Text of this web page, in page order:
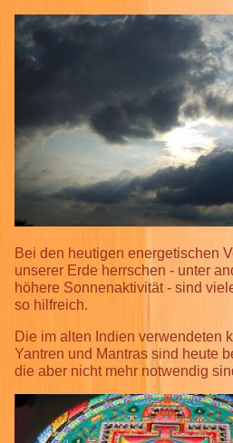
Bei den heutigen energetischen
unserer Erde herrschen - unter
höhere Sonnenaktivität - sind
so hilfreich.
Die im alten Indien verwendeten
Yantren und Mantras sind heute
die aber nicht mehr notwendig